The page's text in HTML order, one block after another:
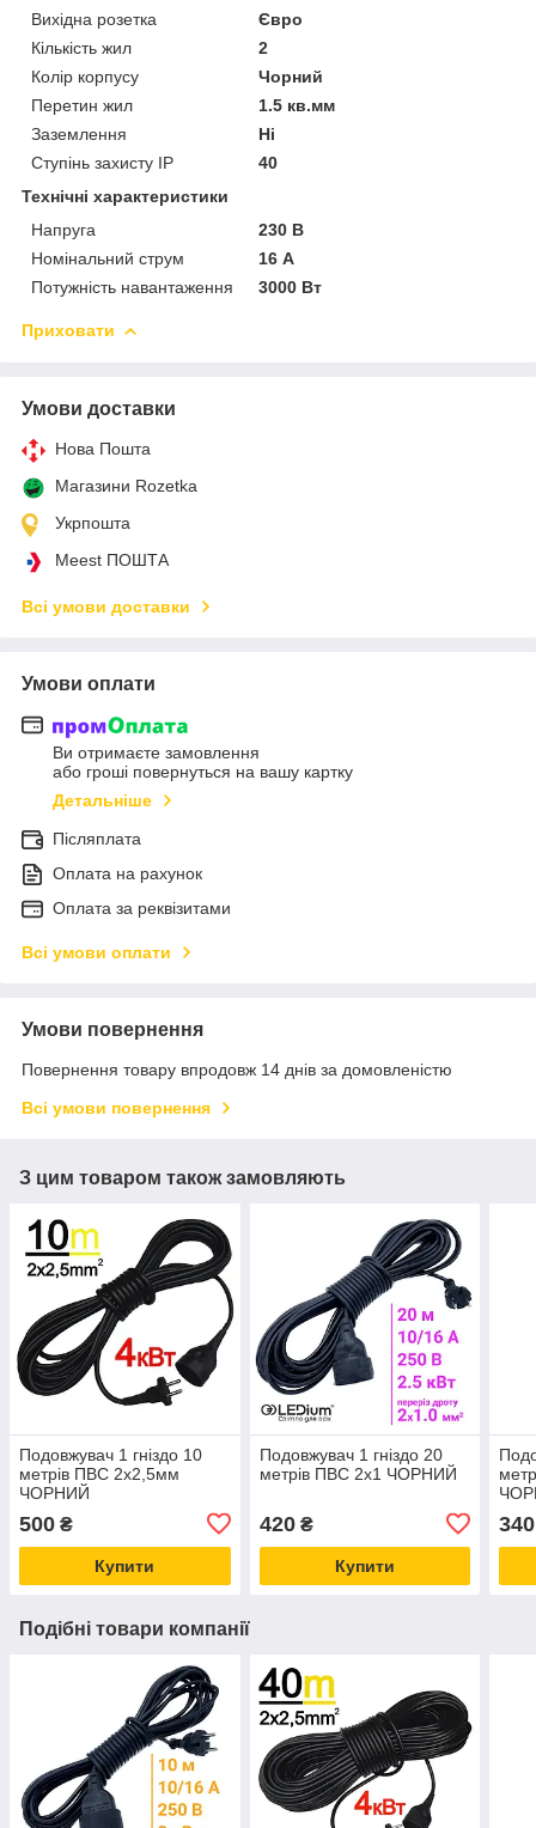
Вихідна розетка
Євро
Кількість жил
2
Колір корпусу
Чорний
Перетин жил
1.5 кв.мм
Заземлення
Ні
Ступінь захисту IP
40
Технічні характеристики
Напруга
230 В
Номінальний струм
16 А
Потужність навантаження
3000 Вт
Приховати
Умови доставки
Нова Пошта
Магазини Rozetka
Укрпошта
Meest ПОШТА
Всі умови доставки
Умови оплати
Ви отримаєте замовлення
або гроші повернуться на вашу картку
Детальніше
Післяплата
Оплата на рахунок
Оплата за реквізитами
Всі умови оплати
Умови повернення
Повернення товару впродовж 14 днів за домовленістю
Всі умови повернення
З цим товаром також замовляють
Подовжувач 1 гніздо 10
метрів ПВС 2х2,5мм
ЧОРНИЙ
500 ₴
Купити
Подовжувач 1 гніздо 20
метрів ПВС 2х1 ЧОРНИЙ
420₴
Купити
340
Подібні товари компанії